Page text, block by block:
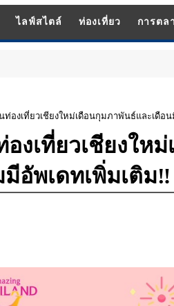
ไลฟ์สไตล์ ท่องเที่ยว การตล
องเที่ยวเชียงใหม่เดือนกุมภาพันธ์และเดือ
งเที่ยวเชียงใหม่
อัพเดทเพิ่มเติม‼️